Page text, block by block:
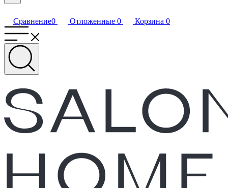
Сравнение0 Отложенные 0 Корзина 0